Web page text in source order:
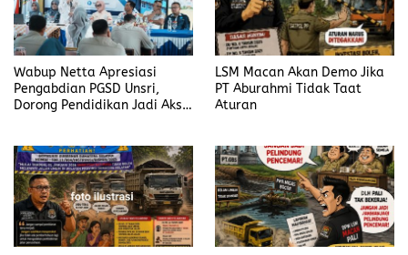
Wabup Netta Apresiasi
Pengabdian PGSD Unsri,
Dorong Pendidikan Jadi Aksi
LSM Macan Akan Demo Jika
PT Aburahmi Tidak Taat
Aturan